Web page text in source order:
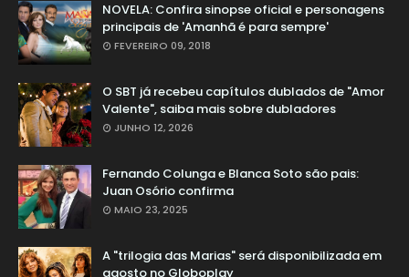
NOVELA: Confira sinopse oficial e personagens
principais de 'Amanhã é para sempre'
FEVEREIRO 09, 2018
O SBT já recebeu capítulos dublados de "Amor
Valente", saiba mais sobre dubladores
JUNHO 12, 2026
Fernando Colunga e Blanca Soto são pais:
Juan Osório confirma
MAIO 23, 2025
A "trilogia das Marias" será disponibilizada em
agosto no Globoplay